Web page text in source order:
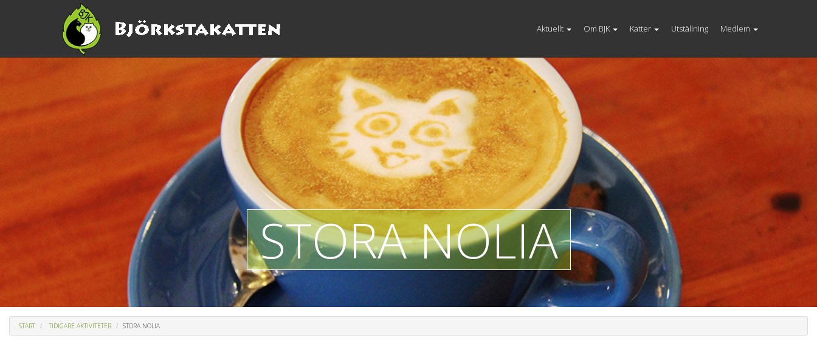
Aktuellt Om BJK Katter Utställning Medlem
STORA NOLIA
START TIDIGARE AKTIVITETER STORA NOLIA